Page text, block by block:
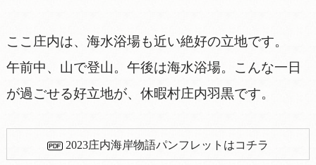
ここ庄内は、海水浴場も近い絶好の立地です。
午前中、山で登山。午後は海水浴場。こんな一日
が過ごせる好立地が、休暇村庄内羽黒です。
2023庄内海岸物語パンフレットはコチラ